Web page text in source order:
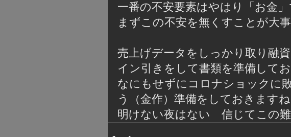
一番の不安要素はやはり「お金」
まずこの不安を無くすことが大事
売上げデータをしっかり取り融
イン引きをして書類を準備してお
なにもせずにコロナショックに
う（金作）準備をしておきますね
明けない夜はない　信じてこの